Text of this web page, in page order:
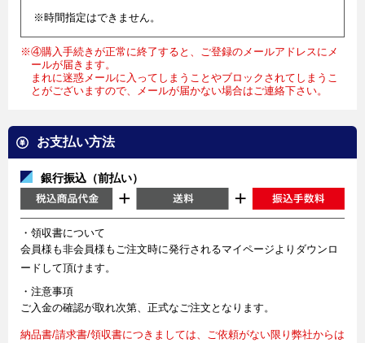
※時間指定はできません。
※④購入手続きが正常に終了すると、ご登録のメールアドレスにメ
ールが届きます。
まれに迷惑メールに入ってしまうことやブロックされてしまうこ
とがございますので、メールが届かない場合はご連絡下さい。
お支払い方法
銀行振込（前払い）
・領収書について
会員様も非会員様もご注文時に発行されるマイページよりダウンロ
ードして頂けます。
・注意事項
ご入金の確認が取れ次第、正式なご注文となります。
納品書/請求書/領収書につきましては、ご依頼がない限り弊社からは